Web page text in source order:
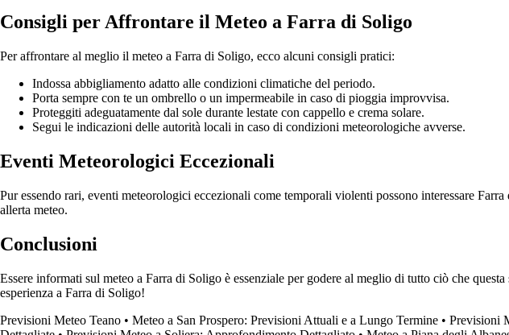
Consigli per Affrontare il Meteo a Farra di Soligo
Per affrontare al meglio il meteo a Farra di Soligo, ecco alcuni consigli pratici:
Indossa abbigliamento adatto alle condizioni climatiche del periodo.
Porta sempre con te un ombrello o un impermeabile in caso di pioggia improvvisa.
Proteggiti adeguatamente dal sole durante lestate con cappello e crema solare.
Segui le indicazioni delle autorità locali in caso di condizioni meteorologiche avverse.
Eventi Meteorologici Eccezionali
Pur essendo rari, eventi meteorologici eccezionali come temporali violenti possono interessare
allerta meteo.
Conclusioni
Essere informati sul meteo a Farra di Soligo è essenziale per godere al meglio di tutto ciò che
esperienza a Farra di Soligo!
Previsioni Meteo Teano • Meteo a San Prospero: Previsioni Attuali e a Lungo Termine • Previsioni